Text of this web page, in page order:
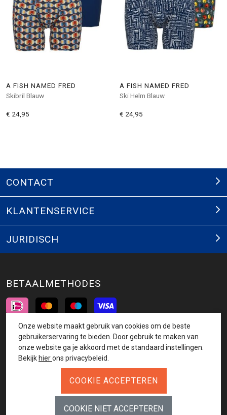
A FISH NAMED FRED
Skibril Blauw
€ 24,95
A FISH NAMED FRED
Ski Helm Blauw
€ 24,95
CONTACT
KLANTENSERVICE
JURIDISCH
BETAALMETHODES
INSCHRIJVEN NIEUWSBRIEF
Onze website maakt gebruik van cookies om de beste
gebruikerservaring te bieden. Door gebruik te maken van
onze website ga je akkoord met de standaard instellingen.
Bekijk hierons privacybeleid.